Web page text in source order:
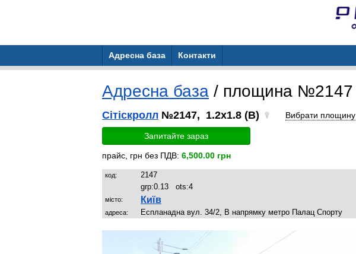
Адресна база Контакти
Адресна база / площина №2147
Сітіскролл №2147, 1.2x1.8 (B) Вибрати площину
Запитайте зараз
прайс, грн без ПДВ: 6,500.00 грн
код:
2147
grp:0.13 ots:4
місто: Київ
адреса: Еспланадна вул. 34/2, В напрямку метро Палац Спорту